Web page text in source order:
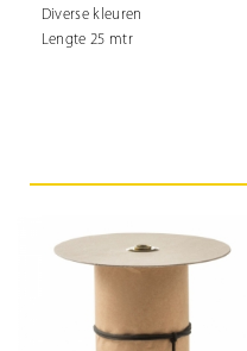
Diverse kleuren
Lengte 25 mtr